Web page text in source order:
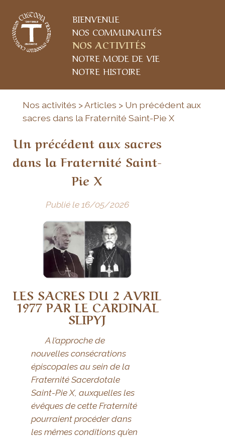
BIENVENUE
NOS COMMUNAUTÉS
NOS ACTIVITÉS
NOTRE MODE DE VIE
NOTRE HISTOIRE
Nos activités > Articles > Un précédent aux
sacres dans la Fraternité Saint-Pie X
Un précédent aux sacres
dans la Fraternité Saint-
Pie X
Publié le 16/05/2026
LES SACRES DU 2 AVRIL
1977 PAR LE CARDINAL
SLIPYJ
A l’approche de
nouvelles consécrations
épiscopales au sein de la
Fraternité Sacerdotale
Saint-Pie X, auxquelles les
évêques de cette Fraternité
pourraient procéder dans
les mêmes conditions qu’en